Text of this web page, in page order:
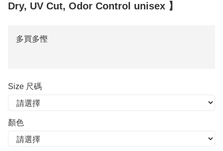
Dry, UV Cut, Odor Control unisex 】
多買多慳
Size 尺碼
顏色